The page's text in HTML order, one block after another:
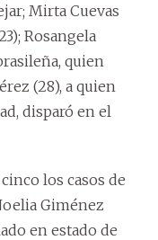
Mirta Cuevas
Rosangela
quien
(28), a quien
disparó en el
los casos de
Giménez
en estado de